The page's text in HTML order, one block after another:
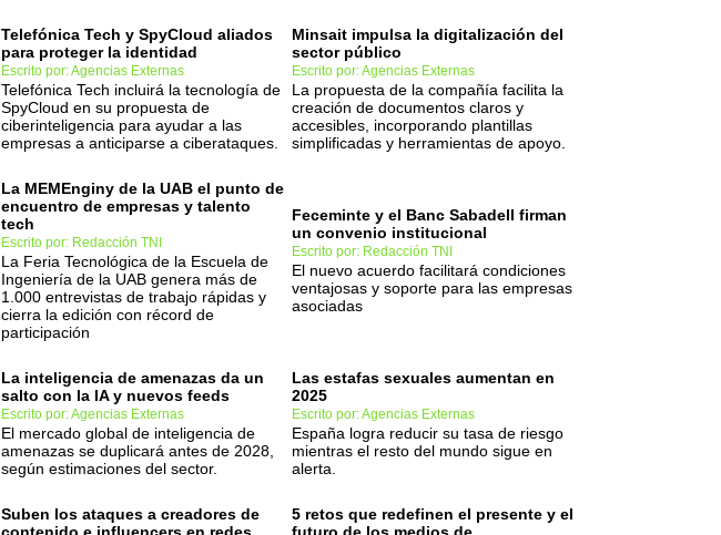
Telefónica Tech y SpyCloud aliados
para proteger la identidad
Escrito por: Agencias Externas
Telefónica Tech incluirá la tecnología de
SpyCloud en su propuesta de
ciberinteligencia para ayudar a las
empresas a anticiparse a ciberataques.
Minsait impulsa la digitalización del
sector público
Escrito por: Agencias Externas
La propuesta de la compañía facilita la
creación de documentos claros y
accesibles, incorporando plantillas
simplificadas y herramientas de apoyo.
La MEMEnginy de la UAB el punto de
encuentro de empresas y talento
tech
Escrito por: Redacción TNI
La Feria Tecnológica de la Escuela de
Ingeniería de la UAB genera más de
1.000 entrevistas de trabajo rápidas y
cierra la edición con récord de
participación
Feceminte y el Banc Sabadell firman
un convenio institucional
Escrito por: Redacción TNI
El nuevo acuerdo facilitará condiciones
ventajosas y soporte para las empresas
asociadas
La inteligencia de amenazas da un
salto con la IA y nuevos feeds
Escrito por: Agencias Externas
El mercado global de inteligencia de
amenazas se duplicará antes de 2028,
según estimaciones del sector.
Las estafas sexuales aumentan en
2025
Escrito por: Agencias Externas
España logra reducir su tasa de riesgo
mientras el resto del mundo sigue en
alerta.
Suben los ataques a creadores de
5 retos que redefinen el presente y el